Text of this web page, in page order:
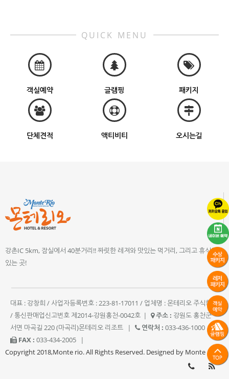
QUICK MENU
객실예약 글램핑 패키지
단체견적 액티비티 오시는길
강촌IC 5km, 잠실에서 40분거리!! 짜릿한 레져와 맛있는 먹거리, 그리고 휴식이
있는 곳!
대표 : 강창희 / 사업자등록번호 : 223-81-17011 / 업체명 : 몬테리오 주식회사
/ 통신판매업신고번호 제2014-강원홍천-0042호 | 주소 : 강원도 홍천군
서면 마곡길 220 (마곡리)몬테리오 리조트
| 연락처 : 033-436-1000
|
FAX : 033-434-2005
|
Copyright 2018,Monte rio. All Rights Reserved. Designed by Monte rio.